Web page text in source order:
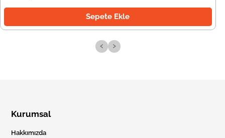
Sepete Ekle
‹ ›
Kurumsal
Hakkımızda